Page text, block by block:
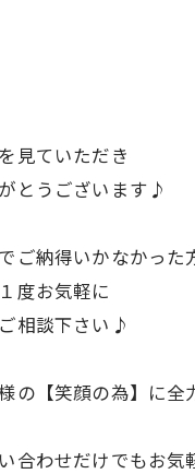
見ていただき
とうございます♪
ご納得いかなかった
度お気軽に
相談下さい♪
の【笑顔の為】に全
合わせだけでもお